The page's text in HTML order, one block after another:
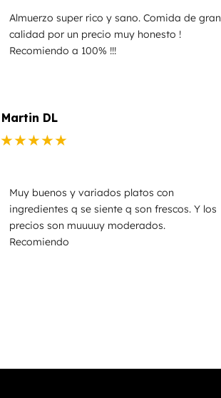
Almuerzo super rico y sano. Comida de gran
calidad por un precio muy honesto !
Recomiendo a 100% !!!
Martin DL
★★★★★
Muy buenos y variados platos con
ingredientes q se siente q son frescos. Y los
precios son muuuuy moderados.
Recomiendo